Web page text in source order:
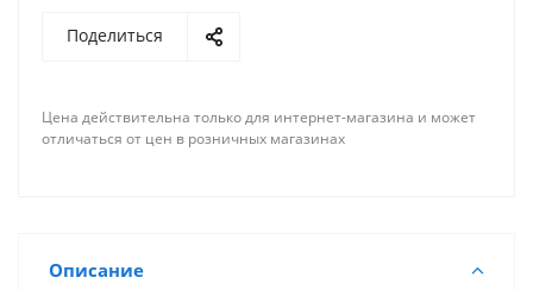
Поделиться
Цена действительна только для интернет-магазина и может
отличаться от цен в розничных магазинах
Описание